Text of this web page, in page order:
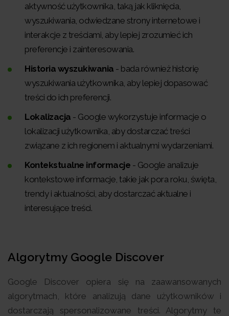
aktywność użytkownika, taką jak kliknięcia,
wyszukiwania, odwiedzane strony internetowe i
interakcje z treściami, aby lepiej zrozumieć ich
preferencje i zainteresowania.
Historia wyszukiwania - bada również historię
wyszukiwania użytkownika, aby lepiej dopasować
treści do ich preferencji.
Lokalizacja - Google wykorzystuje informacje o
lokalizacji użytkownika, aby dostarczać treści
związane z ich regionem i aktualnymi wydarzeniami.
Kontekstualne informacje - Google analizuje
kontekstowe informacje, takie jak pora roku, święta,
trendy i aktualności, aby dostarczać aktualne i
interesujące treści.
Algorytmy Google Discover
Google Discover opiera się na zaawansowanych
algorytmach, które analizują dane użytkowników i
dostarczają spersonalizowane treści. Algorytmy te